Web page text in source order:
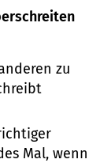
zu
Mal, wenn